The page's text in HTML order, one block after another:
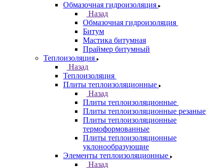
Обмазочная гидроизоляция
Назад
Обмазочная гидроизоляция
Битум
Мастика битумная
Праймер битумный
Теплоизоляция
Назад
Теплоизоляция
Плиты теплоизоляционные
Назад
Плиты теплоизоляционные
Плиты теплоизоляционные резаные
Плиты теплоизоляционные
термоформованные
Плиты теплоизоляционные
уклонообразующие
Элементы теплоизоляционные
Назад